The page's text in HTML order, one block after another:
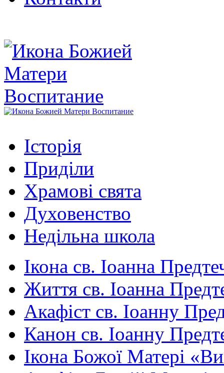
Історія
Приділи
Храмові свята
Духовенство
Недільна школа
Ікона св. Іоанна
Життя св. Іоанна
Акафіст св. Іоанну
Канон св. Іоанну
Ікона Божої Матері